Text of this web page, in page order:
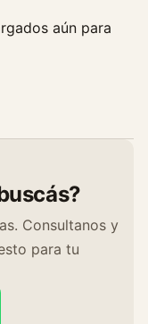
aún para
Consultanos y
para tu